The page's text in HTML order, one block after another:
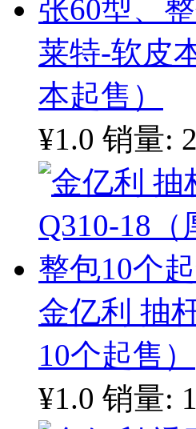
莱特-软皮
本起售）
¥1.0 销量:
金亿利 抽
10个起售）
¥1.0 销量: